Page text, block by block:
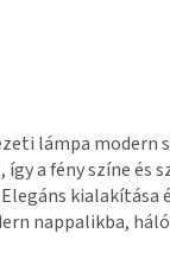
lámpa
így a fény színe és
kialakítása
nappalikba,